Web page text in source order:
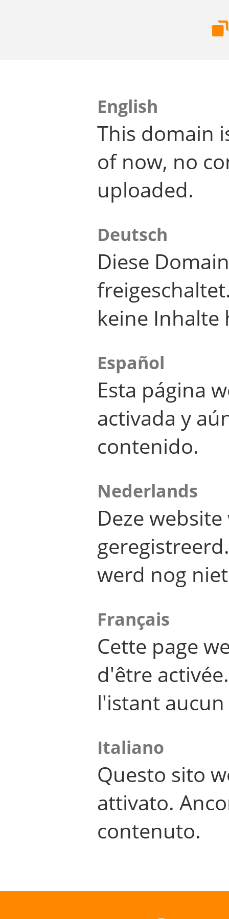
English
This domain
of now, no
uploaded.
Deutsch
Diese
keine Inhalte
Español
Esta página
activada y
contenido.
Nederlands
Deze
werd nog
Français
Cette page
d'être
l'istant
Italiano
Questo sito
attivato.
contenuto.